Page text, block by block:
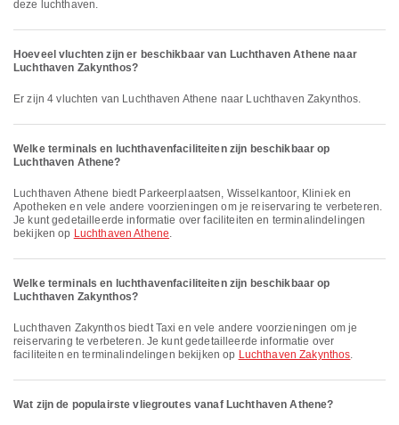
deze luchthaven.
Hoeveel vluchten zijn er beschikbaar van Luchthaven Athene naar
Luchthaven Zakynthos?
Er zijn 4 vluchten van Luchthaven Athene naar Luchthaven Zakynthos.
Welke terminals en luchthavenfaciliteiten zijn beschikbaar op
Luchthaven Athene?
Luchthaven Athene biedt Parkeerplaatsen, Wisselkantoor, Kliniek en
Apotheken en vele andere voorzieningen om je reiservaring te verbeteren.
Je kunt gedetailleerde informatie over faciliteiten en terminalindelingen
bekijken op Luchthaven Athene.
Welke terminals en luchthavenfaciliteiten zijn beschikbaar op
Luchthaven Zakynthos?
Luchthaven Zakynthos biedt Taxi en vele andere voorzieningen om je
reiservaring te verbeteren. Je kunt gedetailleerde informatie over
faciliteiten en terminalindelingen bekijken op Luchthaven Zakynthos.
Wat zijn de populairste vliegroutes vanaf Luchthaven Athene?